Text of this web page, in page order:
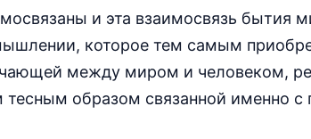
и эта взаимосвязь бытия
которое тем самым
между миром и человеком,
образом связанной именно с